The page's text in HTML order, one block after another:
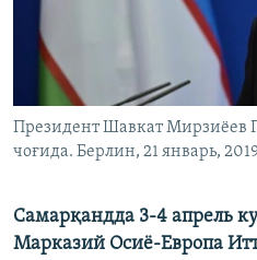
Президент Шавкат Мирзиёев
чоғида. Берлин, 21 январь,
Самарқандда 3-4 апрель
Марказий Осиё-Европа